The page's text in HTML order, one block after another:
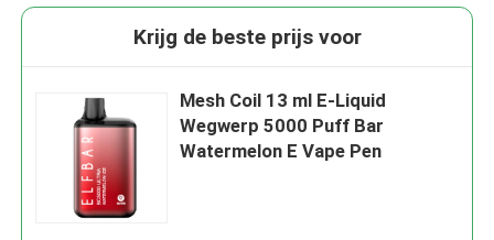
Krijg de beste prijs voor
Mesh Coil 13 ml E-Liquid
Wegwerp 5000 Puff Bar
Watermelon E Vape Pen